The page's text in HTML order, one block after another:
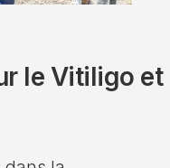
le Vitiligo et